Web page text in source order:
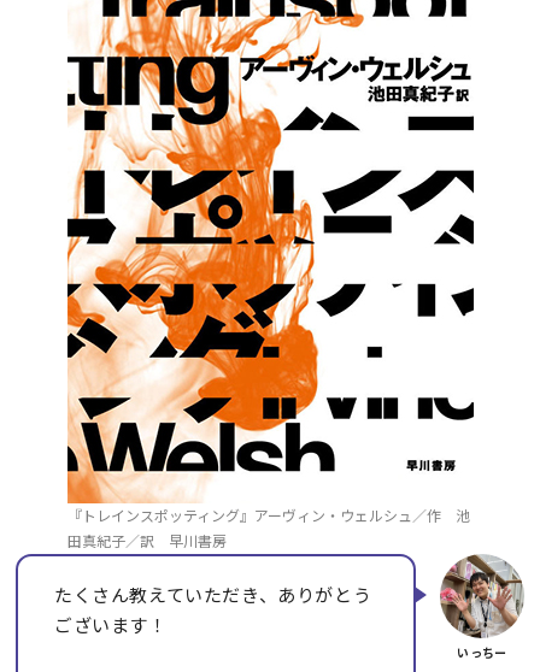
『トレインスポッティング』アーヴィン・ウェルシュ／作 池
田真紀子／訳 早川書房
たくさん教えていただき、ありがとう
ございます！